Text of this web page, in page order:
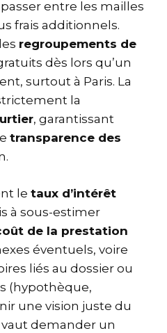
entre les mailles
frais additionnels.
regroupements de
dès lors qu’un
surtout à Paris. La
la
, garantissant
transparence des
le taux d’intérêt
à sous-estimer
de la prestation
éventuels, voire
liés au dossier ou
(hypothèque,
une vision juste du
demander un